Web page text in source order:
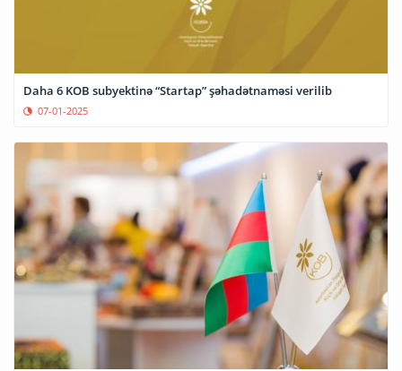
Daha 6 KOB subyektinə “Startap” şəhadətnaməsi verilib
07-01-2025